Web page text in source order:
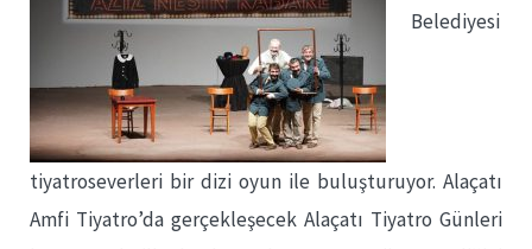
Belediyesi
tiyatroseverleri bir dizi oyun ile buluşturuyor. Alaçatı
Amfi Tiyatro’da gerçekleşecek Alaçatı Tiyatro Günleri